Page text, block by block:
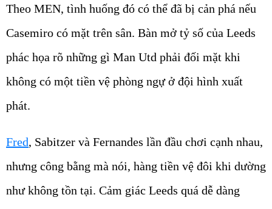
Theo MEN, tình huống đó có thể đã bị cản phá nếu
Casemiro có mặt trên sân. Bàn mở tỷ số của Leeds
phác họa rõ những gì Man Utd phải đối mặt khi
không có một tiền vệ phòng ngự ở đội hình xuất
phát.
Fred, Sabitzer và Fernandes lần đầu chơi cạnh nhau,
nhưng công bằng mà nói, hàng tiền vệ đôi khi dường
như không tồn tại. Cảm giác Leeds quá dễ dàng